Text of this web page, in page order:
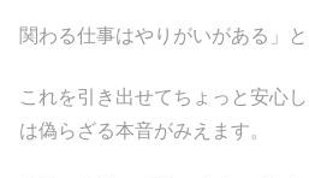
関わる仕事はやりがいがある」と
これを引き出せてちょっと安心
は偽らざる本音がみえます。